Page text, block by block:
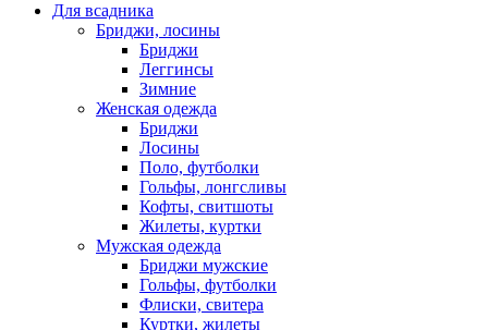
Для всадника
Бриджи, лосины
Бриджи
Леггинсы
Зимние
Женская одежда
Бриджи
Лосины
Поло, футболки
Гольфы, лонгсливы
Кофты, свитшоты
Жилеты, куртки
Мужская одежда
Бриджи мужские
Гольфы, футболки
Флиски, свитера
Куртки, жилеты